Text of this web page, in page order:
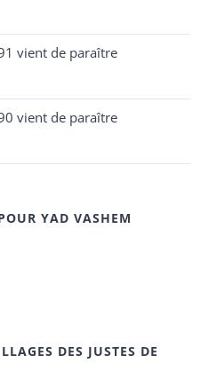
vient de paraître
vient de paraître
YAD VASHEM
DES JUSTES DE